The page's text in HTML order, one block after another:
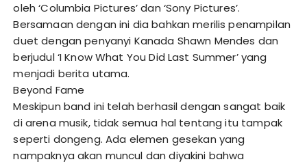
oleh ‘Columbia Pictures’ dan ‘Sony Pictures’.
Bersamaan dengan ini dia bahkan merilis penampilan
duet dengan penyanyi Kanada Shawn Mendes dan
berjudul ‘I Know What You Did Last Summer’ yang
menjadi berita utama.
Beyond Fame
Meskipun band ini telah berhasil dengan sangat baik
di arena musik, tidak semua hal tentang itu tampak
seperti dongeng. Ada elemen gesekan yang
nampaknya akan muncul dan diyakini bahwa